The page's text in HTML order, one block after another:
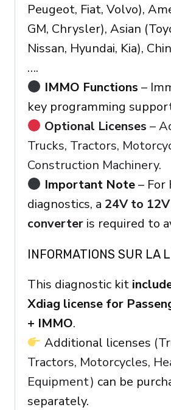
Peugeot, Fiat, Volvo),
GM, Chrysler), Asian
Nissan, Hyundai, Kia),
….
IMMO Functions –
key programming
Optional Licenses –
Trucks, Tractors,
Construction Machinery.
Important Note– For
diagnostics, a 24V to
converter is required to
INFORMATIONS SUR LA
This diagnostic kit
Xdiag license for
+ IMMO.
Additional licenses
Tractors, Motorcycles,
Equipment) can be
separately.